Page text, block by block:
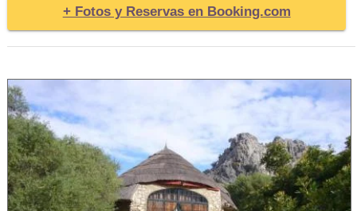
+ Fotos y Reservas en Booking.com